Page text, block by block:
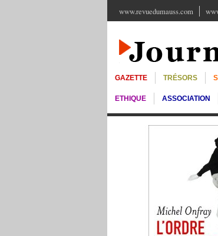
www.revuedumauss.com
GAZETTE TRÉSORS
ETHIQUE ASSOCIATION